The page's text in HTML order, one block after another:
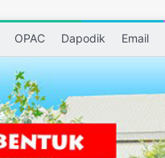
OPAC Dapodik Email